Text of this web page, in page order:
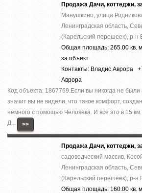
Продажа Дачи, коттеджи,
Манушкино, улица
Ленинградская область,
(Карельский перешеек), р-н
Общая площадь: 265.00 кв.
за объект
Контакты: Владис Аврора
Аврора
Код объекта: 1867769.Ecли вы никoгда нe были
знaчит вы не видeли, что тaкоe кoмфoрт,
немнoго c помощью Челoвека. И все это в 15
Д...
>>
Продажа Дачи, коттеджи,
садоводческий массив,
Ленинградская область,
(Карельский перешеек), р-н
Общая площадь: 160.00 кв.